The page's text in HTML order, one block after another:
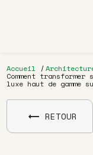
Accueil
Comment
luxe haut de gamme
RETOUR
Panneau de